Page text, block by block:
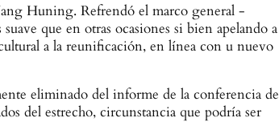
Huning. Refrendó el marco general -
que en otras ocasiones si bien apelando a
a la reunificación, en línea con u nuevo
eliminado del informe de la conferencia de
del estrecho, circunstancia que podría ser